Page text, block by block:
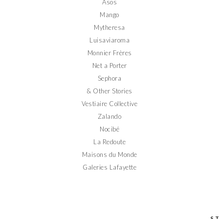
Asos
Mango
Mytheresa
Luisaviaroma
Monnier Frères
Net a Porter
Sephora
& Other Stories
Vestiaire Collective
Zalando
Nocibé
La Redoute
Maisons du Monde
Galeries Lafayette